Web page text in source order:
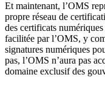
Et maintenant, l’OMS
propre réseau de
des certificats
facilitée par l’OMS, y
signatures numériques
pas, l’OMS n’aura pas
domaine exclusif des